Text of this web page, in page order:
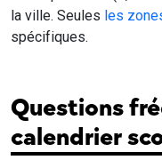
la ville. Seules les
spécifiques.
Questions
calendrier